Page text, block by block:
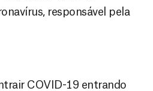
responsável pela
COVID-19 entrando